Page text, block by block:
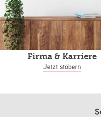
Firma & Karriere
Jetzt stöbern